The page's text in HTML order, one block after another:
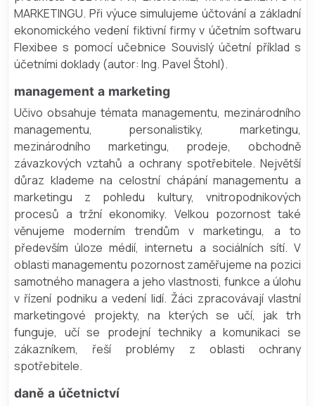
MARKETINGU. Při výuce simulujeme účtování a základní
ekonomického vedení fiktivní firmy v účetním softwaru
Flexibee s pomocí učebnice Souvislý účetní příklad s
účetními doklady (autor: Ing. Pavel Štohl).
management a marketing
Učivo obsahuje témata managementu, mezinárodního
managementu, personalistiky, marketingu,
mezinárodního marketingu, prodeje, obchodně
závazkových vztahů a ochrany spotřebitele. Největší
důraz klademe na celostní chápání managementu a
marketingu z pohledu kultury, vnitropodnikových
procesů a tržní ekonomiky. Velkou pozornost také
věnujeme moderním trendům v marketingu, a to
především úloze médií, internetu a sociálních sítí. V
oblasti managementu pozornost zaměřujeme na pozici
samotného managera a jeho vlastnosti, funkce a úlohu
v řízení podniku a vedení lidí. Žáci zpracovávají vlastní
marketingové projekty, na kterých se učí, jak trh
funguje, učí se prodejní techniky a komunikaci se
zákazníkem, řeší problémy z oblasti ochrany
spotřebitele.
daně a účetnictví